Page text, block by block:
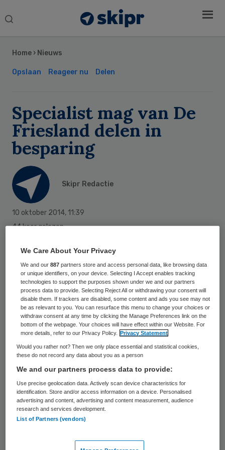
Search
Home › Nieuws
Opslaan Reageer nu Delen
Specialist mag van De
Friesland delen in
besparing
Skipr Redactie
10 oktober 2014, 11:39
44 keer gelezen
Vrijgevestigde medisch specialisten in
Friesland kunnen in de toekomst mee
profiteren van besparingen die ze weten te
realiseren. De Friesland Zorgverzekeraar
heeft hiertoe een overeenkomst gesloten,
zo meldt Zorgvisie.
Het is de eerste keer in Nederland dat het
model van ‘shared savings’ in de
ziekenhuizen wordt toegepast. De beoogde
besparingen liggen vooral op het gebied van
taakherschikking, de overheveling van laag
concentratie van hoog complexe zorg. “Dat
Sidebar
We Care About Your Privacy
We and our887 partners store and access personal data, like browsing data
or unique identifiers, on your device. Selecting I Accept enables tracking
technologies to support the purposes shown under we and our partners
process data to provide. Selecting Reject All or withdrawing your consent will
disable them. If trackers are disabled, some content and ads you see may not
be as relevant to you. You can resurface this menu to change your choices or
withdraw consent at any time by clicking the Manage Preferences link on the
bottom of the webpage. Your choices will have effect within our Website. For
more details, refer to our Privacy Policy.
Privacy Statement
Would you rather not? Then we only place essential and statistical cookies,
these do not record any data about you as a person
We and our partners process data to provide:
Use precise geolocation data. Actively scan device characteristics for
identification. Store and/or access information on a device. Personalised
advertising and content, advertising and content measurement, audience
research and services development.
List of Partners (vendors)